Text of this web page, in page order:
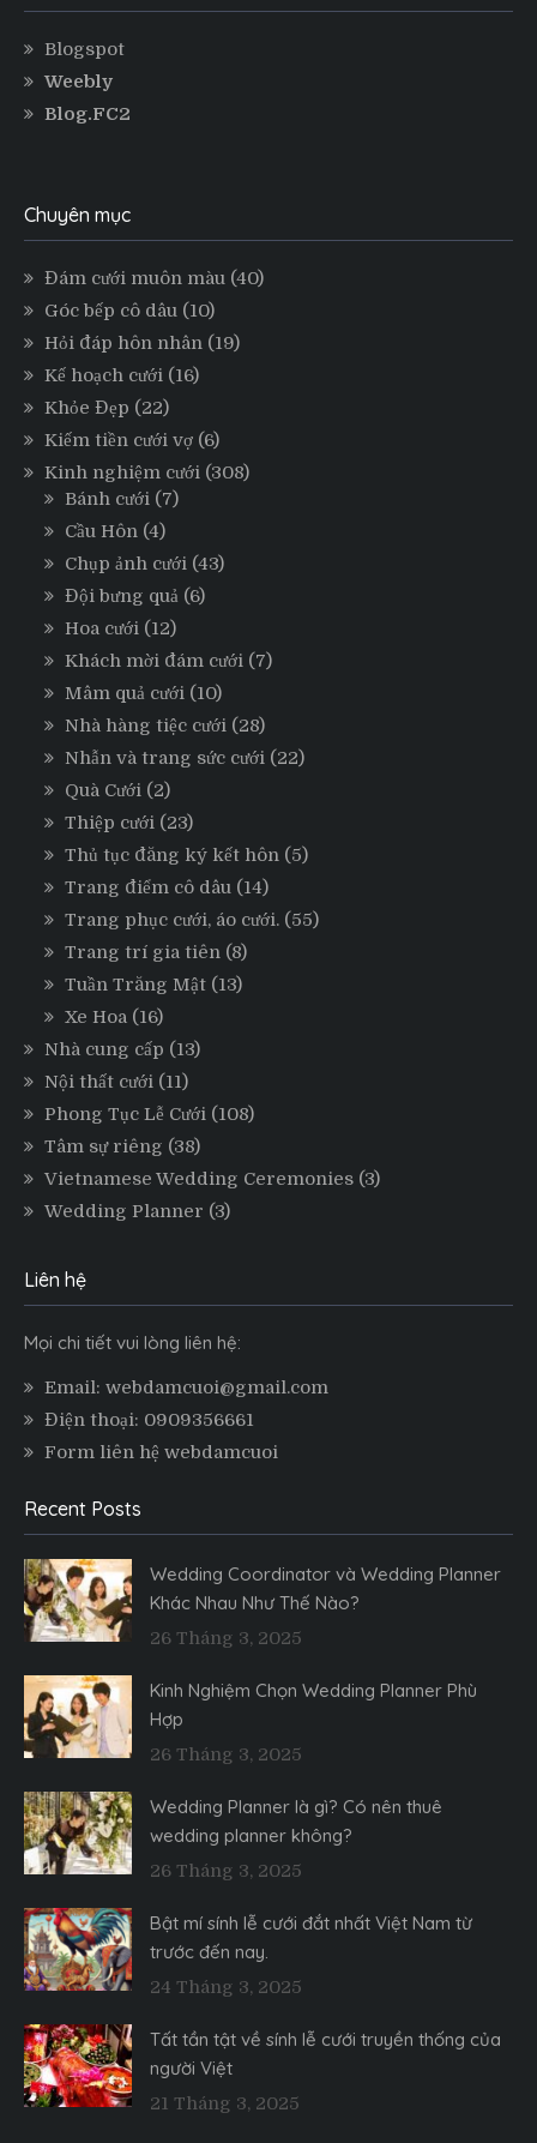
Blogspot
Weebly
Blog.FC2
Chuyên mục
Đám cưới muôn màu (40)
Góc bếp cô dâu (10)
Hỏi đáp hôn nhân (19)
Kế hoạch cưới (16)
Khỏe Đẹp (22)
Kiếm tiền cưới vợ (6)
Kinh nghiệm cưới (308)
Bánh cưới (7)
Cầu Hôn (4)
Chụp ảnh cưới (43)
Đội bưng quả (6)
Hoa cưới (12)
Khách mời đám cưới (7)
Mâm quả cưới (10)
Nhà hàng tiệc cưới (28)
Nhẫn và trang sức cưới (22)
Quà Cưới (2)
Thiệp cưới (23)
Thủ tục đăng ký kết hôn (5)
Trang điểm cô dâu (14)
Trang phục cưới, áo cưới. (55)
Trang trí gia tiên (8)
Tuần Trăng Mật (13)
Xe Hoa (16)
Nhà cung cấp (13)
Nội thất cưới (11)
Phong Tục Lễ Cưới (108)
Tâm sự riêng (38)
Vietnamese Wedding Ceremonies (3)
Wedding Planner (3)
Liên hệ
Mọi chi tiết vui lòng liên hệ:
Email: webdamcuoi@gmail.com
Điện thoại: 0909356661
Form liên hệ webdamcuoi
Recent Posts
Wedding Coordinator và Wedding Planner
Khác Nhau Như Thế Nào?
26 Tháng 3, 2025
Kinh Nghiệm Chọn Wedding Planner Phù
Hợp
26 Tháng 3, 2025
Wedding Planner là gì? Có nên thuê
wedding planner không?
26 Tháng 3, 2025
Bật mí sính lễ cưới đắt nhất Việt Nam từ
trước đến nay.
24 Tháng 3, 2025
Tất tần tật về sính lễ cưới truyền thống của
người Việt
21 Tháng 3, 2025